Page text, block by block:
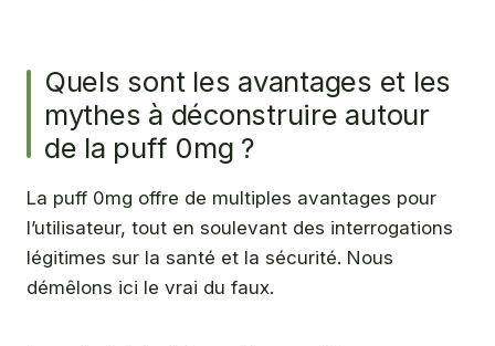
Quels sont les avantages et les
mythes à déconstruire autour
de la puff 0mg ?
La puff 0mg offre de multiples avantages pour
l’utilisateur, tout en soulevant des interrogations
légitimes sur la santé et la sécurité. Nous
démêlons ici le vrai du faux.